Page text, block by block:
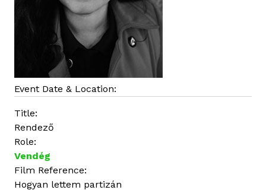
Event Date & Location:
Title:
Rendező
Role:
Vendég
Film Reference:
Hogyan lettem partizán